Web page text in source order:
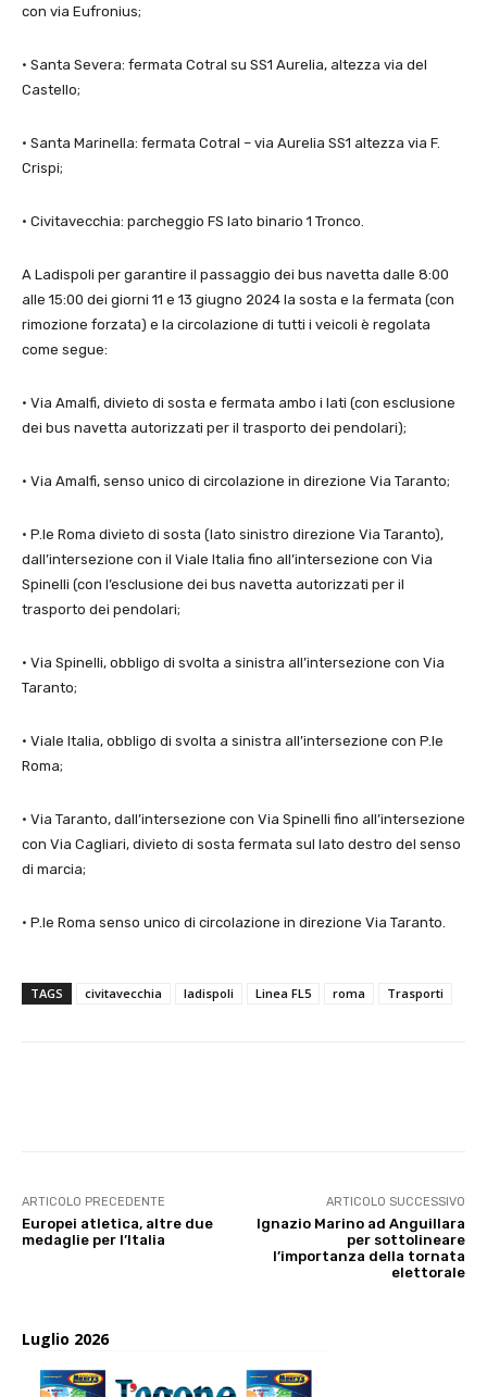
con via Eufronius;
• Santa Severa: fermata Cotral su SS1 Aurelia, altezza via del
Castello;
• Santa Marinella: fermata Cotral – via Aurelia SS1 altezza via F.
Crispi;
• Civitavecchia: parcheggio FS lato binario 1 Tronco.
A Ladispoli per garantire il passaggio dei bus navetta dalle 8:00
alle 15:00 dei giorni 11 e 13 giugno 2024 la sosta e la fermata (con
rimozione forzata) e la circolazione di tutti i veicoli è regolata
come segue:
· Via Amalfi, divieto di sosta e fermata ambo i lati (con esclusione
dei bus navetta autorizzati per il trasporto dei pendolari);
· Via Amalfi, senso unico di circolazione in direzione Via Taranto;
· P.le Roma divieto di sosta (lato sinistro direzione Via Taranto),
dall’intersezione con il Viale Italia fino all’intersezione con Via
Spinelli (con l’esclusione dei bus navetta autorizzati per il
trasporto dei pendolari;
· Via Spinelli, obbligo di svolta a sinistra all’intersezione con Via
Taranto;
· Viale Italia, obbligo di svolta a sinistra all’intersezione con P.le
Roma;
· Via Taranto, dall’intersezione con Via Spinelli fino all’intersezione
con Via Cagliari, divieto di sosta fermata sul lato destro del senso
di marcia;
· P.le Roma senso unico di circolazione in direzione Via Taranto.
TAGS civitavecchia ladispoli Linea FL5 roma Trasporti
ARTICOLO PRECEDENTE
Europei atletica, altre due
medaglie per l’Italia
ARTICOLO SUCCESSIVO
Ignazio Marino ad Anguillara
per sottolineare
l’importanza della tornata
elettorale
Luglio 2026